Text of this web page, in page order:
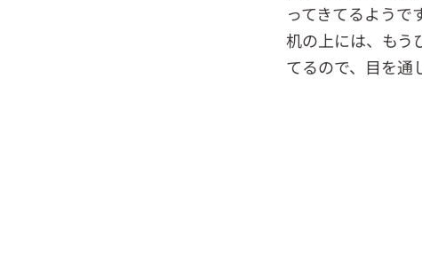
ってきてるようで
机の上には、もう
てるので、目を通